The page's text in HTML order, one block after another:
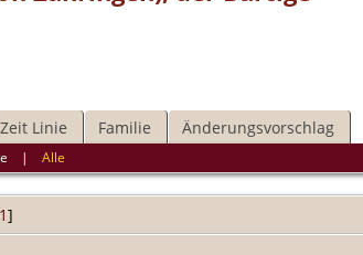
Zeit Linie Familie Änderungsvorschlag
|Alle
1]